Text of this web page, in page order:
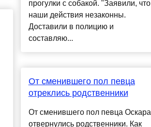
прогулки с собакой. "Заявили, что
наши действия незаконны.
Доставили в полицию и
составляю...
От сменившего пол певца
отреклись родственники
От сменившего пол певца Оскара
отвернулись родственники. Как